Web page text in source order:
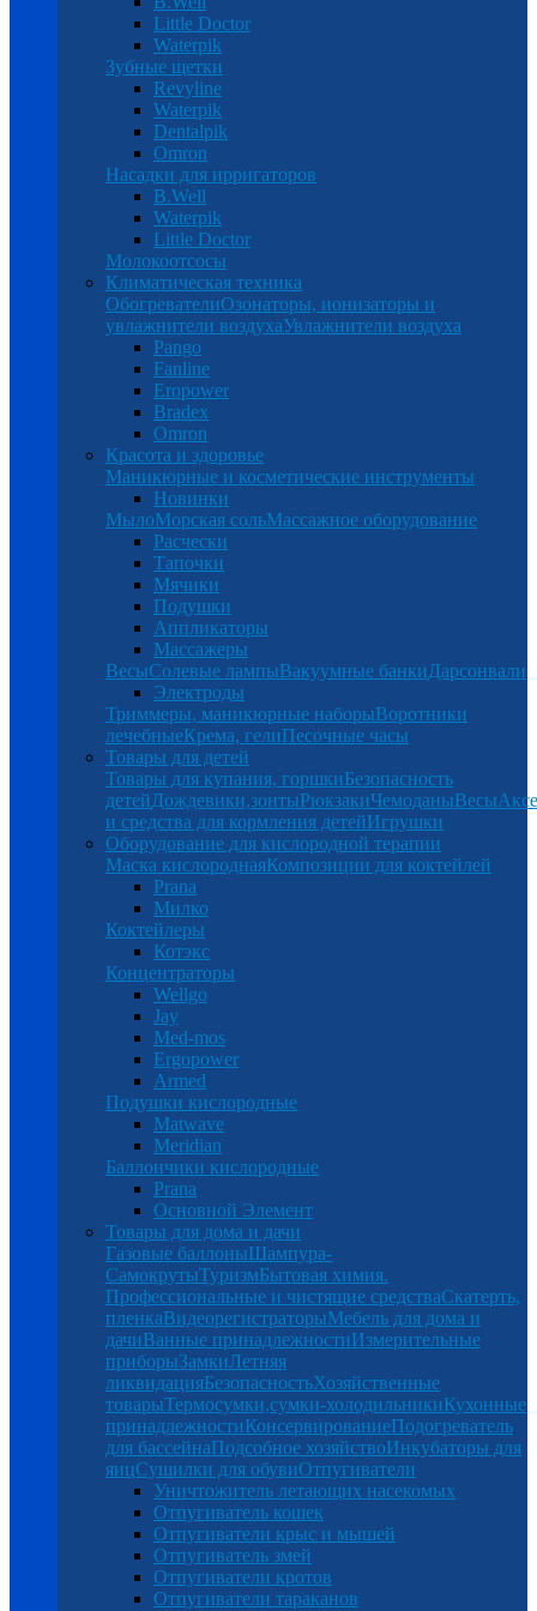
Little Doctor
Waterpik
Зубные щетки
Revyline
Waterpik
Dentalpik
Omron
Насадки для ирригаторов
B.Well
Waterpik
Little Doctor
Молокоотсосы
Климатическая техника
ОбогревателиОзонаторы, ионизаторы и
увлажнители воздухаУвлажнители воздуха
Pango
Fanline
Eropower
Bradex
Omron
Красота и здоровье
Маникюрные и косметические инструменты
Новинки
МылоМорская сольМассажное оборудование
Расчески
Тапочки
Мячики
Подушки
Аппликаторы
Массажеры
ВесыСолевые лампыВакуумные банкиДарсонвали
Электроды
Триммеры, маникюрные наборыВоротники
лечебныеКрема, гелиПесочные часы
Товары для детей
Товары для купания, горшкиБезопасность
детейДождевики,зонтыРюкзакиЧемоданыВесы
и средства для кормления детейИгрушки
Оборудование для кислородной терапии
Маска кислороднаяКомпозиции для коктейлей
Prana
Милко
Коктейлеры
Котэкс
Концентраторы
Wellgo
Jay
Med-mos
Ergopower
Armed
Подушки кислородные
Matwave
Meridian
Баллончики кислородные
Prana
Основной Элемент
Товары для дома и дачи
Газовые баллоныШампура-
СамокрутыТуризмБытовая химия.
Профессиональные и чистящие средстваСкатерть,
пленкаВидеорегистраторыМебель для дома и
дачиВанные принадлежностиИзмерительные
приборыЗамкиЛетняя
ликвидацияБезопасностьХозяйственные
товарыТермосумки,сумки-холодильникиКухонные
принадлежностиКонсервированиеПодогреватель
для бассейнаПодсобное хозяйствоИнкубаторы для
яицСушилки для обувиОтпугиватели
Уничтожитель летающих насекомых
Отпугиватель кошек
Отпугиватели крыс и мышей
Отпугиватель змей
Отпугиватели кротов
Отпугиватели тараканов